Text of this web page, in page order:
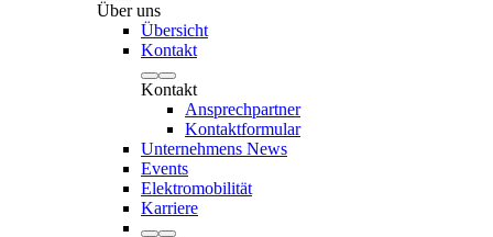
Über uns
Übersicht
Kontakt
Kontakt
Ansprechpartner
Kontaktformular
Unternehmens News
Events
Elektromobilität
Karriere